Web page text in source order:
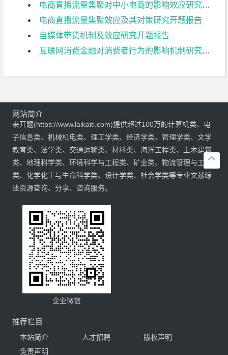
电商直播流量集聚对中小电商的影响效应研究开题报告
电商直播流量集聚效应及其对策研究开题报告
自媒体带货机制及效应研究开题报告
互联网消费金融对消费者行为的影响机制研究开题报告

网站简介
来开题(https://www.laikaiti.com)提供超过100万的计算机类、电
子信息类、机械机电类、理工学类、经济学类、管理学类、文学
教育类、法学类、交通运输类、材料类、海洋工程类、土木建筑
类、地理科学类、环境科学与工程类、矿业类、物流管理与工程
类、化学化工与生命科学类、设计学类、社会学类等专业文献综
述资源查询、分享、咨询服务。
企业微信
推荐栏目
本站简介 人才招聘
版权声明
免责声明